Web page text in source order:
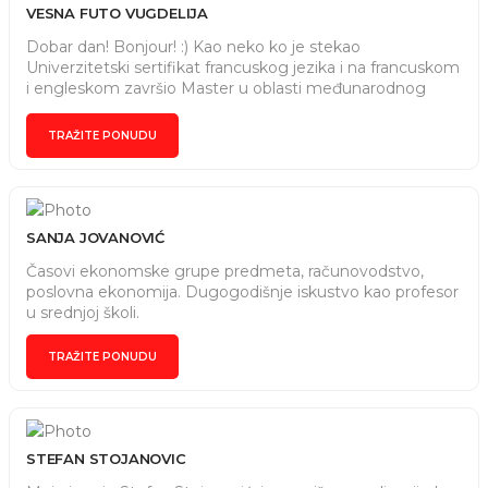
mogucnost da uradim test/pismeni/kolokvijum. Hvala,
VESNA FUTO VUGDELIJA
Dobar dan! Bonjour! :) Kao neko ko je stekao
Univerzitetski sertifikat francuskog jezika i na francuskom
i engleskom završio Master u oblasti međunarodnog
usavršavanje za sve oblasti koje su navedene. Javite se
za dogovor! Online ili lično u Subotici.
TRAŽITE PONUDU
SANJA JOVANOVIĆ
Časovi ekonomske grupe predmeta, računovodstvo,
poslovna ekonomija. Dugogodišnje iskustvo kao profesor
u srednjoj školi.
TRAŽITE PONUDU
STEFAN STOJANOVIC